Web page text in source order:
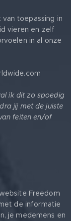
van toepassing in
vieren en zelf
in al onze
ik dit zo spoedig
jij met de juiste
feiten en/of
Freedom
de informatie
je medemens en